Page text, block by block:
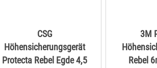
CSG
Höhensicherungsgerät
Protecta Rebel Egde 4,5
3M
Rebel